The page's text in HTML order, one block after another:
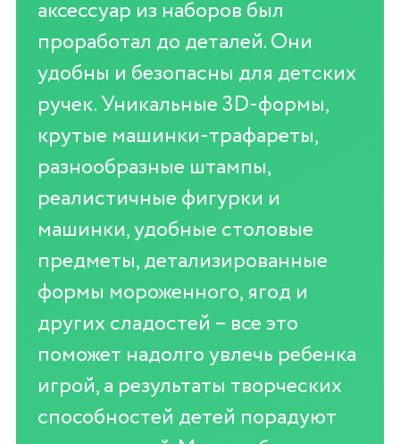
аксессуар из наборов был
проработал до деталей. Они
удобны и безопасны для детских
ручек. Уникальные 3D-формы,
крутые машинки-трафареты,
разнообразные штампы,
реалистичные фигурки и
машинки, удобные столовые
предметы, детализированные
формы мороженного, ягод и
других сладостей – все это
поможет надолго увлечь ребенка
игрой, а результаты творческих
способностей детей порадуют